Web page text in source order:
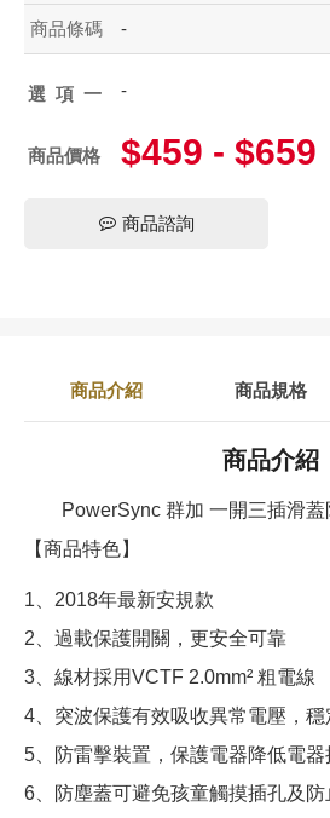
商品條碼 -
選項一 -
商品價格 $459 - $659
商品諮詢
商品介紹 商品規格
商品介紹
PowerSync 群加 一開三插滑
【商品特色】
1、2018年最新安規款
2、過載保護開關，更安全可靠
3、線材採用VCTF 2.0mm² 粗電線
4、突波保護有效吸收異常電壓，穩
5、防雷擊裝置，保護電器降低電器
6、防塵蓋可避免孩童觸摸插孔及防